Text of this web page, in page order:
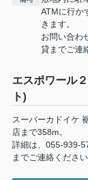
ATMに行か
きます。
お問い合わ
貸までご連
エスポワール
ト)
スーパーカドイケ
店まで358m。
詳細は、055-939-
までご連絡ください